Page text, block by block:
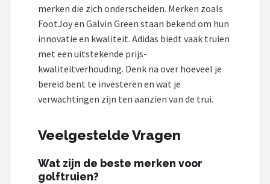
merken die zich onderscheiden. Merken zoals
FootJoy en Galvin Green staan bekend om hun
innovatie en kwaliteit. Adidas biedt vaak truien
met een uitstekende prijs-
kwaliteitverhouding. Denk na over hoeveel je
bereid bent te investeren en wat je
verwachtingen zijn ten aanzien van de trui.
Veelgestelde Vragen
Wat zijn de beste merken voor
golftruien?